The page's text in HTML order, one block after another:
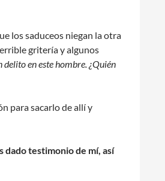
los saduceos niegan la otra
gritería y algunos
en este hombre. ¿Quién
para sacarlo de allí y
dado testimonio de mí, así